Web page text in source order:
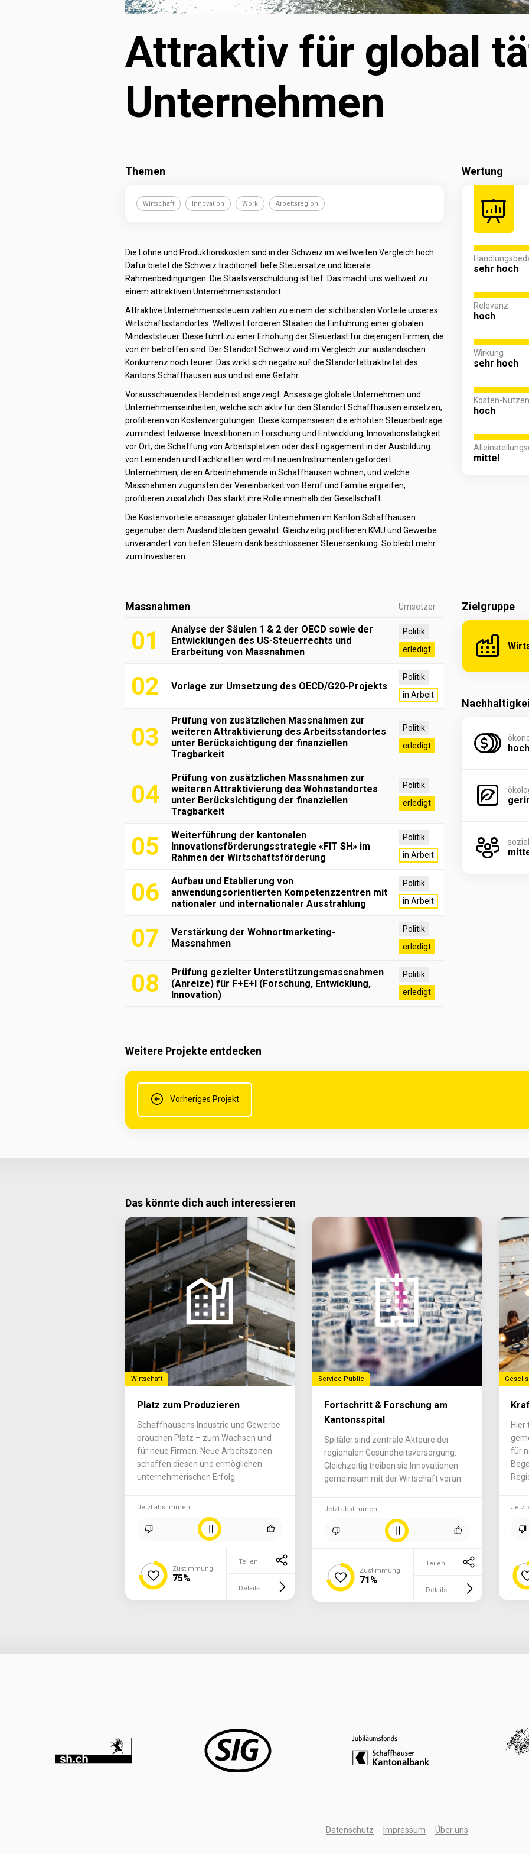
Attraktiv für global
Unternehmen
Themen
Wirtschaft Innovation Work Arbeitsregion
Die Löhne und Produktionskosten sind in der Schweiz im weltweiten Vergleich hoch.
Dafür bietet die Schweiz traditionell tiefe Steuersätze und liberale
Rahmenbedingungen. Die Staatsverschuldung ist tief. Das macht uns weltweit zu
einem attraktiven Unternehmensstandort.
Attraktive Unternehmenssteuern zählen zu einem der sichtbarsten Vorteile unseres
Wirtschaftsstandortes. Weltweit forcieren Staaten die Einführung einer globalen
Mindeststeuer. Diese führt zu einer Erhöhung der Steuerlast für diejenigen Firmen, die
von ihr betroffen sind. Der Standort Schweiz wird im Vergleich zur ausländischen
Konkurrenz noch teurer. Das wirkt sich negativ auf die Standortattraktivität des
Kantons Schaffhausen aus und ist eine Gefahr.
Vorausschauendes Handeln ist angezeigt: Ansässige globale Unternehmen und
Unternehmenseinheiten, welche sich aktiv für den Standort Schaffhausen einsetzen,
profitieren von Kostenvergütungen. Diese kompensieren die erhöhten Steuerbeiträge
zumindest teilweise. Investitionen in Forschung und Entwicklung, Innovationstätigkeit
vor Ort, die Schaffung von Arbeitsplätzen oder das Engagement in der Ausbildung
von Lernenden und Fachkräften wird mit neuen Instrumenten gefördert.
Unternehmen, deren Arbeitnehmende in Schaffhausen wohnen, und welche
Massnahmen zugunsten der Vereinbarkeit von Beruf und Familie ergreifen,
profitieren zusätzlich. Das stärkt ihre Rolle innerhalb der Gesellschaft.
Die Kostenvorteile ansässiger globaler Unternehmen im Kanton Schaffhausen
gegenüber dem Ausland bleiben gewahrt. Gleichzeitig profitieren KMU und Gewerbe
unverändert von tiefen Steuern dank beschlossener Steuersenkung. So bleibt mehr
zum Investieren.
Wertung
sehr hoch
Relevanz
hoch
Wirkung
sehr hoch
Kosten-
hoch
mittel
Massnahmen Umsetzer
01
Analyse der Säulen 1 & 2 der OECD sowie der
Entwicklungen des US-Steuerrechts und
Erarbeitung von Massnahmen
Politik
erledigt
02 Vorlage zur Umsetzung des OECD/G20-Projekts
Politik
in Arbeit
03
Prüfung von zusätzlichen Massnahmen zur
weiteren Attraktivierung des Arbeitsstandortes
unter Berücksichtigung der finanziellen
Tragbarkeit
Politik
erledigt
04
Prüfung von zusätzlichen Massnahmen zur
weiteren Attraktivierung des Wohnstandortes
unter Berücksichtigung der finanziellen
Tragbarkeit
Politik
erledigt
05
Weiterführung der kantonalen
Innovationsförderungsstrategie «FIT SH» im
Rahmen der Wirtschaftsförderung
Politik
in Arbeit
06
Aufbau und Etablierung von
anwendungsorientierten Kompetenzzentren mit
nationaler und internationaler Ausstrahlung
Politik
in Arbeit
07
Verstärkung der Wohnortmarketing-
Massnahmen
Politik
erledigt
08
Prüfung gezielter Unterstützungsmassnahmen
(Anreize) für F+E+I (Forschung, Entwicklung,
Innovation)
Politik
erledigt
Zielgruppe
hoch
sozial
Weitere Projekte entdecken
Vorheriges Projekt
Das könnte dich auch interessieren
Wirtschaft
Platz zum Produzieren
Schaffhausens Industrie und Gewerbe
brauchen Platz – zum Wachsen und
für neue Firmen. Neue Arbeitszonen
schaffen diesen und ermöglichen
unternehmerischen Erfolg.
Jetzt abstimmen
Zustimmung
75%
Teilen
Details
Service Public
Fortschritt & Forschung am
Kantonsspital
Spitäler sind zentrale Akteure der
regionalen Gesundheitsversorgung.
Gleichzeitig treiben sie Innovationen
gemeinsam mit der Wirtschaft voran.
Jetzt abstimmen
Zustimmung
71%
Teilen
Details
für
Jetzt
Datenschutz Impressum Über uns